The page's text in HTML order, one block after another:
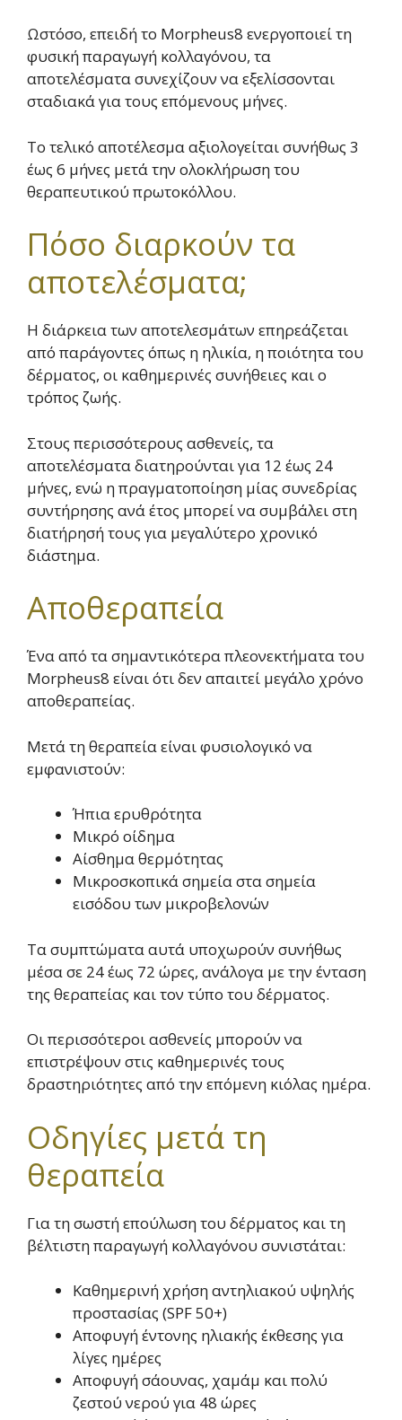
Ωστόσο, επειδή το Morpheus8 ενεργοποιεί τη
φυσική παραγωγή κολλαγόνου, τα
αποτελέσματα συνεχίζουν να εξελίσσονται
σταδιακά για τους επόμενους μήνες.
Το τελικό αποτέλεσμα αξιολογείται συνήθως 3
έως 6 μήνες μετά την ολοκλήρωση του
θεραπευτικού πρωτοκόλλου.
Πόσο διαρκούν τα
αποτελέσματα;
Η διάρκεια των αποτελεσμάτων επηρεάζεται
από παράγοντες όπως η ηλικία, η ποιότητα του
δέρματος, οι καθημερινές συνήθειες και ο
τρόπος ζωής.
Στους περισσότερους ασθενείς, τα
αποτελέσματα διατηρούνται για 12 έως 24
μήνες, ενώ η πραγματοποίηση μίας συνεδρίας
συντήρησης ανά έτος μπορεί να συμβάλει στη
διατήρησή τους για μεγαλύτερο χρονικό
διάστημα.
Αποθεραπεία
Ένα από τα σημαντικότερα πλεονεκτήματα του
Morpheus8 είναι ότι δεν απαιτεί μεγάλο χρόνο
αποθεραπείας.
Μετά τη θεραπεία είναι φυσιολογικό να
εμφανιστούν:
Ήπια ερυθρότητα
Μικρό οίδημα
Αίσθημα θερμότητας
Μικροσκοπικά σημεία στα σημεία
εισόδου των μικροβελονών
Τα συμπτώματα αυτά υποχωρούν συνήθως
μέσα σε 24 έως 72 ώρες, ανάλογα με την ένταση
της θεραπείας και τον τύπο του δέρματος.
Οι περισσότεροι ασθενείς μπορούν να
επιστρέψουν στις καθημερινές τους
δραστηριότητες από την επόμενη κιόλας ημέρα.
Οδηγίες μετά τη
θεραπεία
Για τη σωστή επούλωση του δέρματος και τη
βέλτιστη παραγωγή κολλαγόνου συνιστάται:
Καθημερινή χρήση αντηλιακού υψηλής
προστασίας (SPF 50+)
Αποφυγή έντονης ηλιακής έκθεσης για
λίγες ημέρες
Αποφυγή σάουνας, χαμάμ και πολύ
ζεστού νερού για 48 ώρες